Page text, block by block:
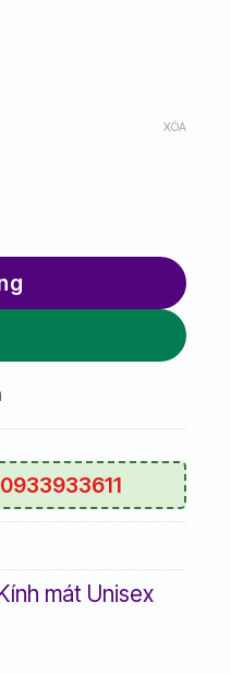
XÓA
0933933611
mát Unisex